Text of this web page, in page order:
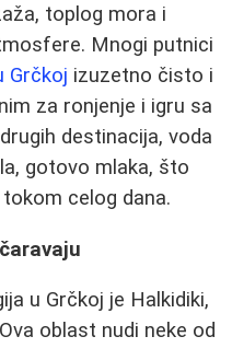
toplog mora i
Mnogi putnici
Grčkoj izuzetno čisto i
za ronjenje i igru sa
destinacija, voda
gotovo mlaka, što
celog dana.
u Grčkoj je Halkidiki,
oblast nudi neke od